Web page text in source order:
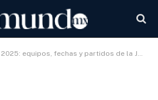
equipos, fechas y partidos de la Jornada 1